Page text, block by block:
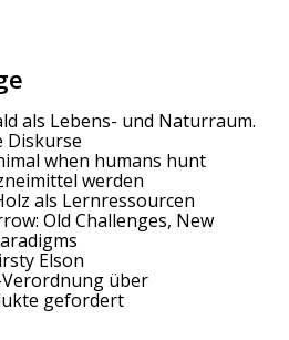
als Lebens- und Naturraum.
Diskurse
when humans hunt
werden
als Lernressourcen
Old Challenges, New
Elson
über
gefordert